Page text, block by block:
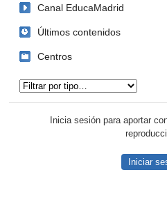
Canal EducaMadrid
Últimos contenidos
Centros
Inicia sesión para aportar
Iniciar